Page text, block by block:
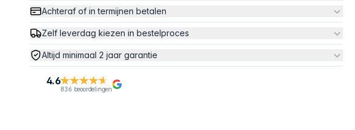
Achteraf of in termijnen betalen
Zelf leverdag kiezen in bestelproces
Altijd minimaal 2 jaar garantie
4.6
836 beoordelingen